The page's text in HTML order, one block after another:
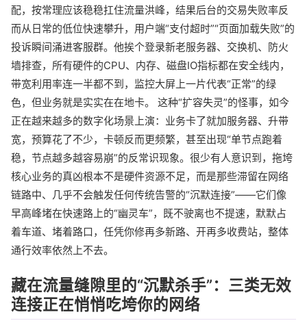
配，按常理应该稳稳扛住流量洪峰，结果后台的交易失败率反
而从日常的低位快速攀升，用户端“支付超时”“页面加载失败”的
投诉瞬间涌进客服群。他挨个登录新老服务器、交换机、防火
墙排查，所有硬件的CPU、内存、磁盘IO指标都在安全线内，
带宽利用率连一半都不到，监控大屏上一片代表“正常”的绿
色，但业务就是实实在在地卡。 这种“扩容失灵”的怪事，如今
正在越来越多的数字化场景上演：业务卡了就加服务器、升带
宽，预算花了不少，卡顿反而更频繁，甚至出现“单节点跑着
稳，节点越多越容易崩”的反常识现象。很少有人意识到，拖垮
核心业务的真凶根本不是硬件资源不足，而是那些滞留在网络
链路中、几乎不会触发任何传统告警的“沉默连接”——它们像
早高峰堵在快速路上的“幽灵车”，既不驶离也不提速，默默占
着车道、堵着路口，任凭你修再多新路、开再多收费站，整体
通行效率依然上不去。
藏在流量缝隙里的“沉默杀手”：三类无效
连接正在悄悄吃垮你的网络